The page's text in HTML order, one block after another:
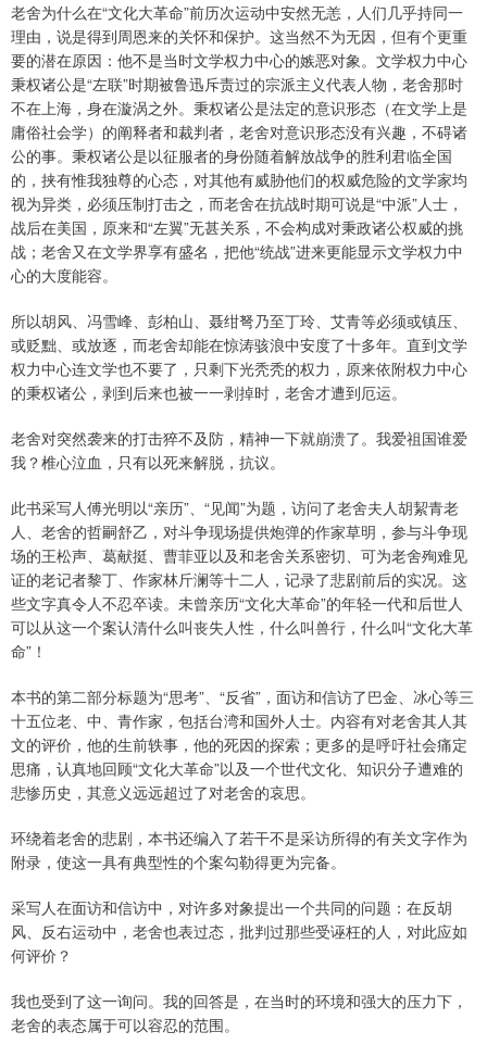
老舍为什么在“文化大革命”前历次运动中安然无恙，人们几乎持同一
理由，说是得到周恩来的关怀和保护。这当然不为无因，但有个更重
要的潜在原因：他不是当时文学权力中心的嫉恶对象。文学权力中心
秉权诸公是“左联”时期被鲁迅斥责过的宗派主义代表人物，老舍那时
不在上海，身在漩涡之外。秉权诸公是法定的意识形态（在文学上是
庸俗社会学）的阐释者和裁判者，老舍对意识形态没有兴趣，不碍诸
公的事。秉权诸公是以征服者的身份随着解放战争的胜利君临全国
的，挟有惟我独尊的心态，对其他有威胁他们的权威危险的文学家均
视为异类，必须压制打击之，而老舍在抗战时期可说是“中派”人士，
战后在美国，原来和“左翼”无甚关系，不会构成对秉政诸公权威的挑
战；老舍又在文学界享有盛名，把他“统战”进来更能显示文学权力中
心的大度能容。
所以胡风、冯雪峰、彭柏山、聂绀弩乃至丁玲、艾青等必须或镇压、
或贬黜、或放逐，而老舍却能在惊涛骇浪中安度了十多年。直到文学
权力中心连文学也不要了，只剩下光秃秃的权力，原来依附权力中心
的秉权诸公，剥到后来也被一一剥掉时，老舍才遭到厄运。
老舍对突然袭来的打击猝不及防，精神一下就崩溃了。我爱祖国谁爱
我？椎心泣血，只有以死来解脱，抗议。
此书采写人傅光明以“亲历”、“见闻”为题，访问了老舍夫人胡絜青老
人、老舍的哲嗣舒乙，对斗争现场提供炮弹的作家草明，参与斗争现
场的王松声、葛献挺、曹菲亚以及和老舍关系密切、可为老舍殉难见
证的老记者黎丁、作家林斤澜等十二人，记录了悲剧前后的实况。这
些文字真令人不忍卒读。未曾亲历“文化大革命”的年轻一代和后世人
可以从这一个案认清什么叫丧失人性，什么叫兽行，什么叫“文化大革
命”！
本书的第二部分标题为“思考”、“反省”，面访和信访了巴金、冰心等三
十五位老、中、青作家，包括台湾和国外人士。内容有对老舍其人其
文的评价，他的生前轶事，他的死因的探索；更多的是呼吁社会痛定
思痛，认真地回顾“文化大革命”以及一个世代文化、知识分子遭难的
悲惨历史，其意义远远超过了对老舍的哀思。
环绕着老舍的悲剧，本书还编入了若干不是采访所得的有关文字作为
附录，使这一具有典型性的个案勾勒得更为完备。
采写人在面访和信访中，对许多对象提出一个共同的问题：在反胡
风、反右运动中，老舍也表过态，批判过那些受诬枉的人，对此应如
何评价？
我也受到了这一询问。我的回答是，在当时的环境和强大的压力下，
老舍的表态属于可以容忍的范围。